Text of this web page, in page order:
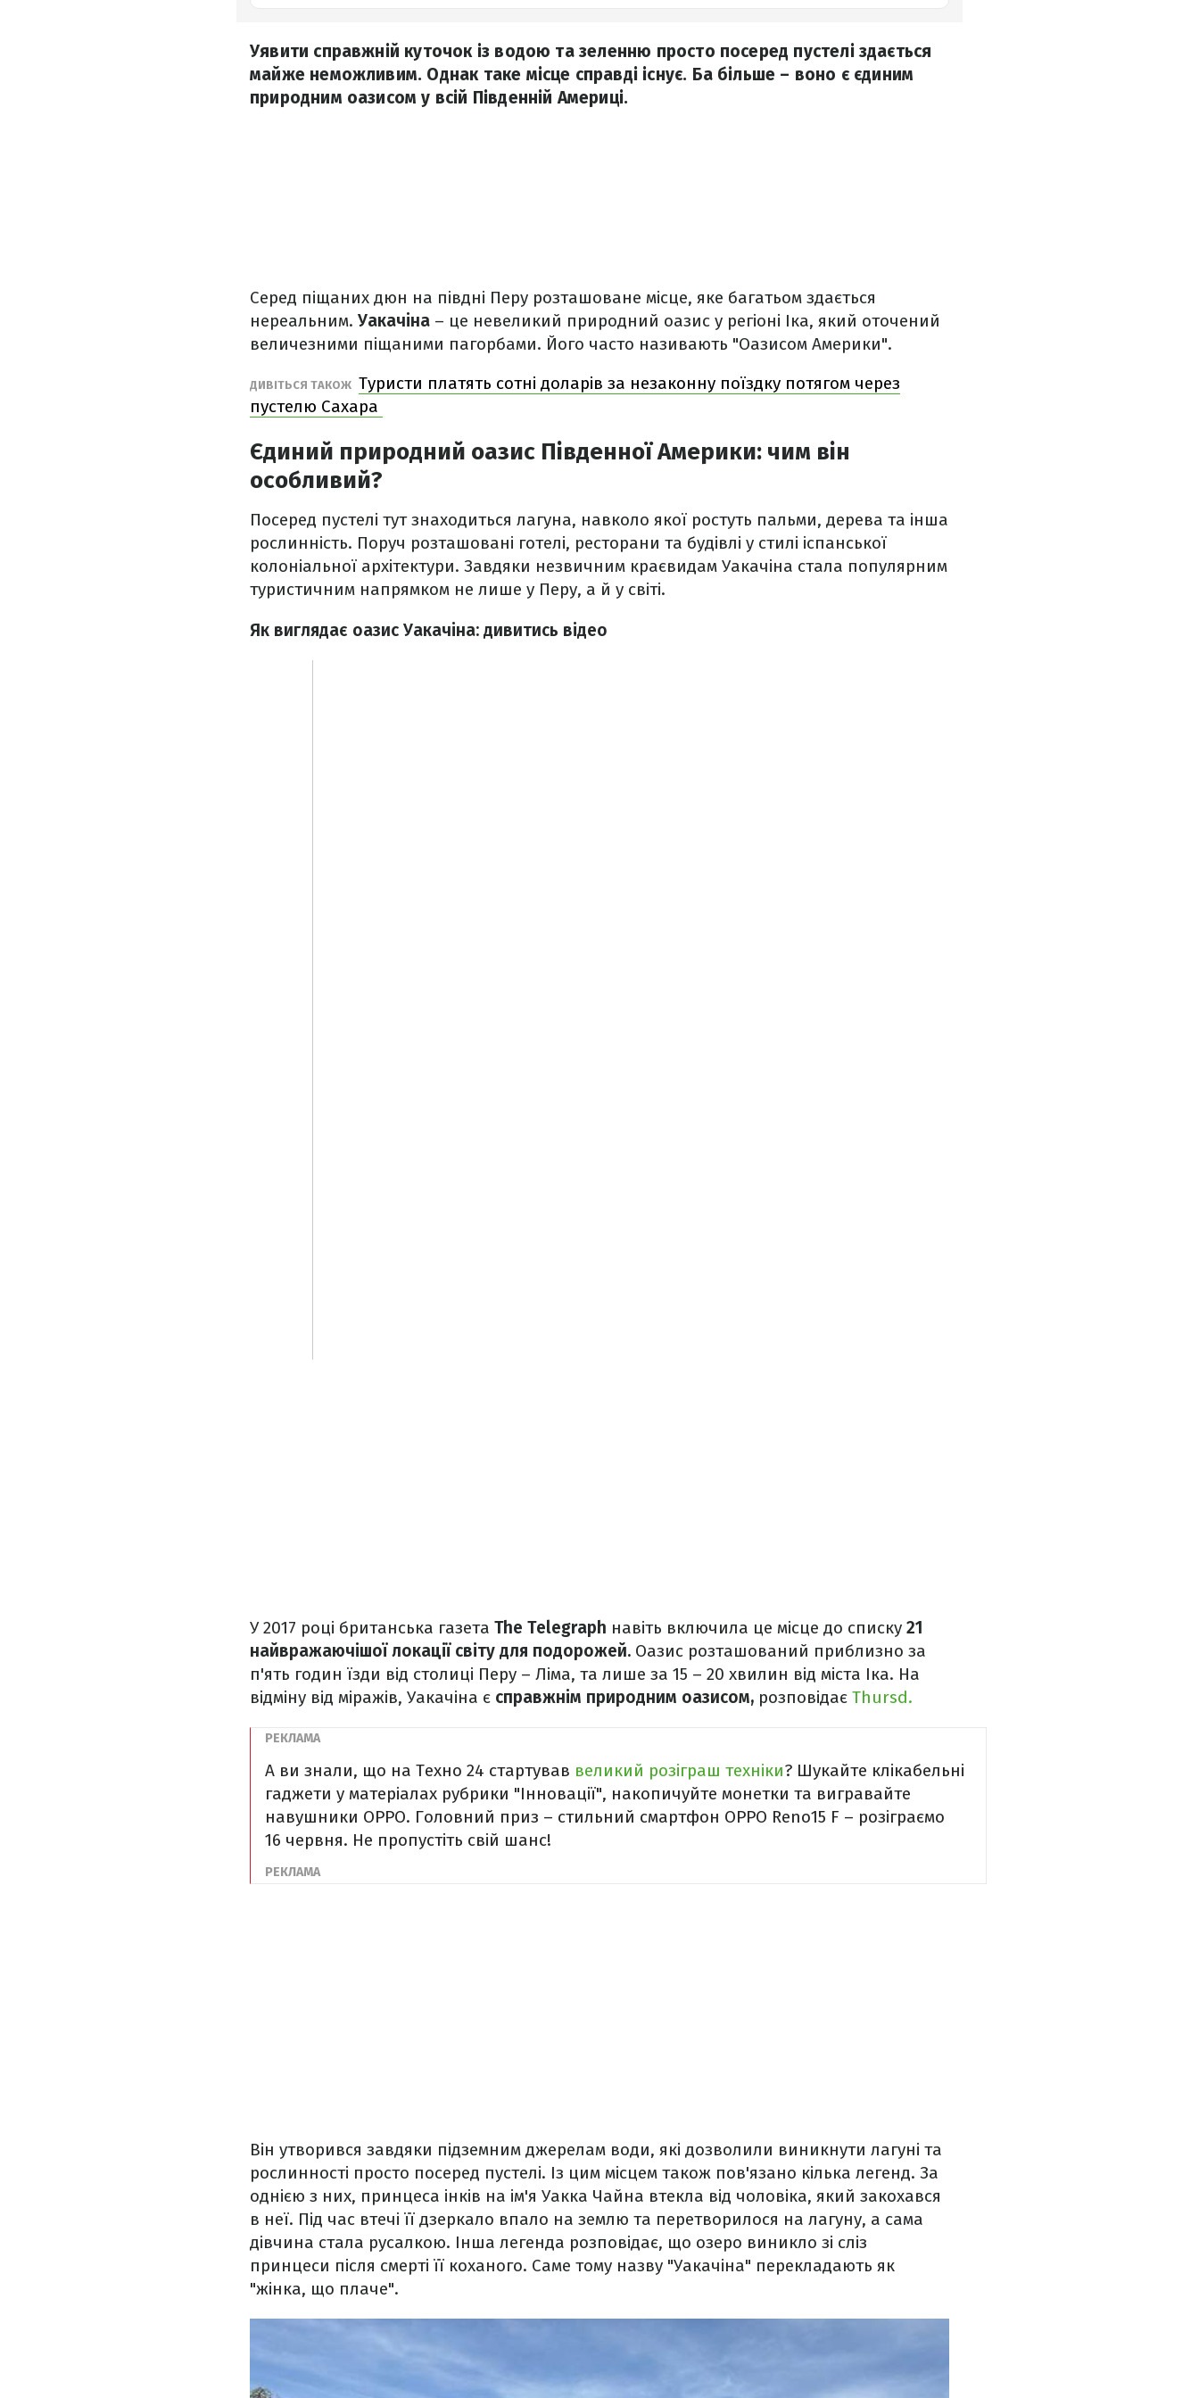
Уявити справжній куточок із водою та зеленню просто посеред пустелі здається
майже неможливим. Однак таке місце справді існує. Ба більше – воно є єдиним
природним оазисом у всій Південній Америці.
Серед піщаних дюн на півдні Перу розташоване місце, яке багатьом здається
нереальним. Уакачіна – це невеликий природний оазис у регіоні Іка, який оточений
величезними піщаними пагорбами. Його часто називають "Оазисом Америки".
ДИВІТЬСЯ ТАКОЖ Туристи платять сотні доларів за незаконну поїздку потягом через
пустелю Сахара
Єдиний природний оазис Південної Америки: чим він
особливий?
Посеред пустелі тут знаходиться лагуна, навколо якої ростуть пальми, дерева та інша
рослинність. Поруч розташовані готелі, ресторани та будівлі у стилі іспанської
колоніальної архітектури. Завдяки незвичним краєвидам Уакачіна стала популярним
туристичним напрямком не лише у Перу, а й у світі.
Як виглядає оазис Уакачіна: дивитись відео
У 2017 році британська газета The Telegraph навіть включила це місце до списку 21
найвражаючішої локації світу для подорожей. Оазис розташований приблизно за
п'ять годин їзди від столиці Перу – Ліма, та лише за 15 – 20 хвилин від міста Іка. На
відміну від міражів, Уакачіна є справжнім природним оазисом, розповідає Thursd.
А ви знали, що на Техно 24 стартував великий розіграш техніки? Шукайте клікабельні
гаджети у матеріалах рубрики "Інновації", накопичуйте монетки та вигравайте
навушники OPPO. Головний приз – стильний смартфон ОРРО Reno15 F – розіграємо
16 червня. Не пропустіть свій шанс!
Він утворився завдяки підземним джерелам води, які дозволили виникнути лагуні та
рослинності просто посеред пустелі. Із цим місцем також пов'язано кілька легенд. За
однією з них, принцеса інків на ім'я Уакка Чайна втекла від чоловіка, який закохався
в неї. Під час втечі її дзеркало впало на землю та перетворилося на лагуну, а сама
дівчина стала русалкою. Інша легенда розповідає, що озеро виникло зі сліз
принцеси після смерті її коханого. Саме тому назву "Уакачіна" перекладають як
"жінка, що плаче".